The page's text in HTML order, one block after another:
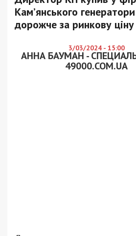
Кам’янського
дорожче за ринкову ціну
3/03/2024 - 15:00
АННА БАУМАН -
49000.COM.UA